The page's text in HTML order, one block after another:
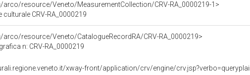
arco/resource/Veneto/MeasurementCollection/CRV-RA_0000219-1>
culturale CRV-RA_0000219
resource/Veneto/CatalogueRecordRA/CRV-RA_0000219>
n: CRV-RA_0000219